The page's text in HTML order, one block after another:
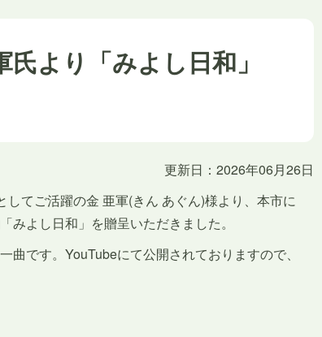
より「みよし日和」
更新日：2026年06月26日
てご活躍の金 亜軍(きん あぐん)様より、本市に
みよし日和」を贈呈いただきました。
です。YouTubeにて公開されておりますので、